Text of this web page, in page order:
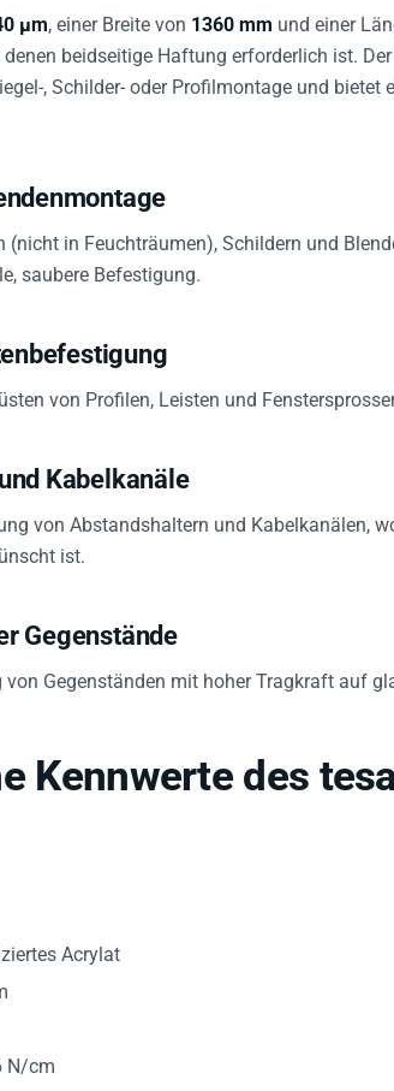
µm, einer Breite von 1360 mm und einer
beidseitige Haftung erforderlich ist.
, Schilder- oder Profilmontage und bietet
(nicht in Feuchträumen), Schildern und
saubere Befestigung.
von Profilen, Leisten und
Kabelkanäle
von Abstandshaltern und Kabelkanälen,
ist.
Gegenstände
von Gegenständen mit hoher Tragkraft auf
Kennwerte des
Acrylat
N/cm